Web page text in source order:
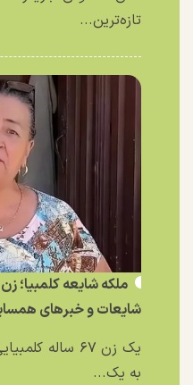
تازه‌ترین...
شایعات و خبر‌های
یک زن ۶۷ ساله
به یک...